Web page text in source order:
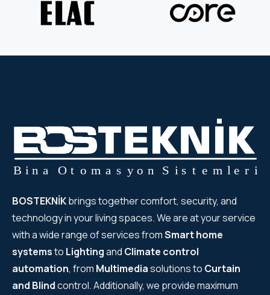
BOSTEKNİKbrings together comfort, security, and
technology in your living spaces. We are at your service
with a wide range of services fromSmart home
systemsto Lightingand Climate control
automation, from Multimediasolutions to Curtain
and Blindcontrol. Additionally, we provide maximum